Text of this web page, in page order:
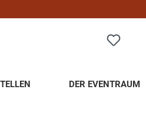
DER EVENTRAUM